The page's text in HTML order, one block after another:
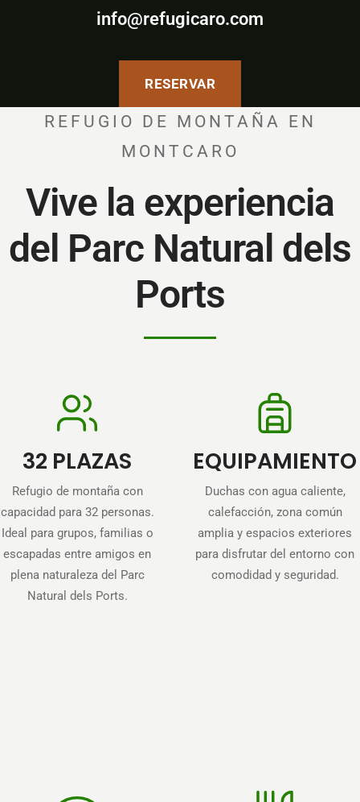
info@refugicaro.com
RESERVAR
REFUGIO DE MONTAÑA EN
MONTCARO
Vive la experiencia
del Parc Natural dels
Ports
32 PLAZAS
Refugio de montaña con
capacidad para 32 personas.
Ideal para grupos, familias o
escapadas entre amigos en
plena naturaleza del Parc
Natural dels Ports.
EQUIPAMIENTO
Duchas con agua caliente,
calefacción, zona común
amplia y espacios exteriores
para disfrutar del entorno con
comodidad y seguridad.